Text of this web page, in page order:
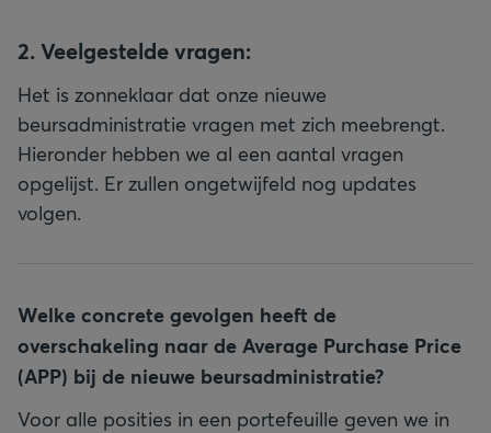
2. Veelgestelde vragen:
Het is zonneklaar dat onze nieuwe
beursadministratie vragen met zich meebrengt.
Hieronder hebben we al een aantal vragen
opgelijst. Er zullen ongetwijfeld nog updates
volgen.
Welke concrete gevolgen heeft de
overschakeling naar de Average Purchase Price
(APP) bij de nieuwe beursadministratie?
Voor alle posities in een portefeuille geven we in